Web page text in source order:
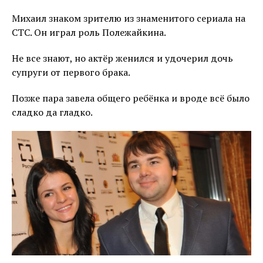
Михаил знаком зрителю из знаменитого сериала на
СТС. Он играл роль Полежайкина.
Не все знают, но актёр женился и удочерил дочь
супруги от первого брака.
Позже пара завела общего ребёнка и вроде всё было
сладко да гладко.